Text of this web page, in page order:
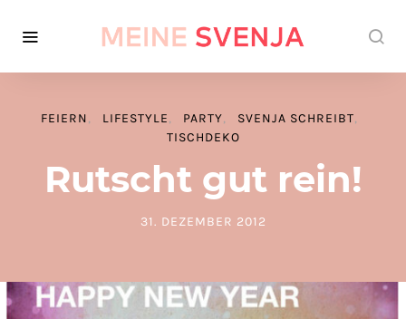
FEIERN LIFESTYLE PARTY
SVENJA SCHREIBT
TISCHDEKO
Rutscht gut rein!
POSTED ON
31. DEZEMBER 2012